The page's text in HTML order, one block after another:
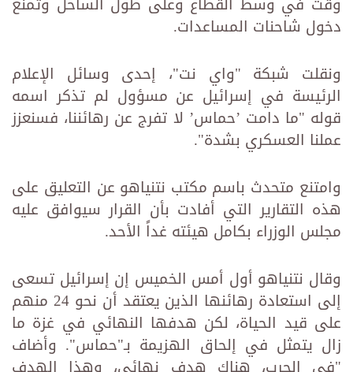
دخول شاحنات المساعدات.
ونقلت شبكة "واي نت"، إحدى وسائل الإعلام
الرئيسة في إسرائيل عن مسؤول لم تذكر اسمه
قوله "ما دامت ’حماس’ لا تفرج عن رهائننا، فسنعزز
عملنا العسكري بشدة".
وامتنع متحدث باسم مكتب نتنياهو عن التعليق على
هذه التقارير التي أفادت بأن القرار سيوافق عليه
مجلس الوزراء بكامل هيئته غداً الأحد.
وقال نتنياهو أول أمس الخميس إن إسرائيل تسعى
إلى استعادة رهائنها الذين يعتقد أن نحو 24 منهم
على قيد الحياة، لكن هدفها النهائي في غزة ما
زال يتمثل في إلحاق الهزيمة بـ"حماس". وأضاف